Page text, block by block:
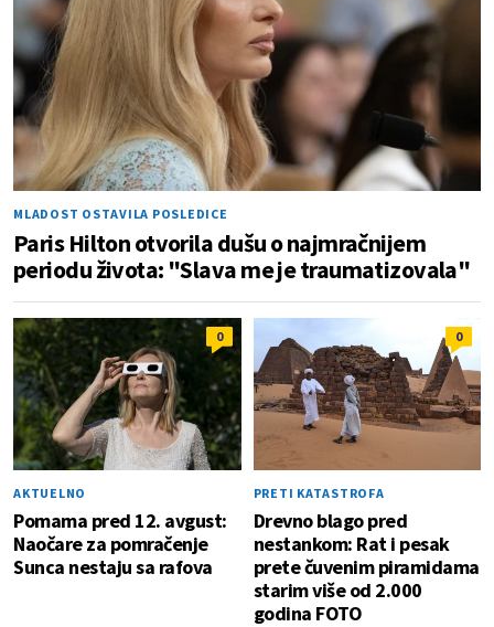
MLADOST OSTAVILA POSLEDICE
Paris Hilton otvorila dušu o najmračnijem
periodu života: "Slava me je traumatizovala"
0
AKTUELNO
Pomama pred 12. avgust:
Naočare za pomračenje
Sunca nestaju sa rafova
0
PRETI KATASTROFA
Drevno blago pred
nestankom: Rat i pesak
prete čuvenim piramidama
starim više od 2.000
godina FOTO